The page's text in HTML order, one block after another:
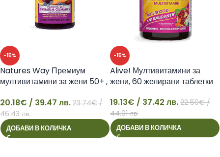
-15%
20
Natures Way Премиум
мултивитамини за жени 50+ ,
20.18€ / 39.47 лв. 23.74€/
46.43 лв.
ДОБАВИ В КОЛИЧКА
-15%
19
Alive! Мултивитамини за
жени, 60 желирани таблетки
19.13€ / 37.42 лв. 22.50€/
44.01 лв.
ДОБАВИ В КОЛИЧКА